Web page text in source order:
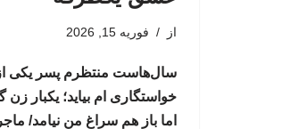
از فوریه 15, 2026
سال‌هاست منتظرم پسر یکی از
خواستگاری ام بیاید؛ یکبار
اما باز هم سراغ من نیامد/